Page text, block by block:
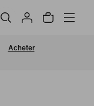
Acheter